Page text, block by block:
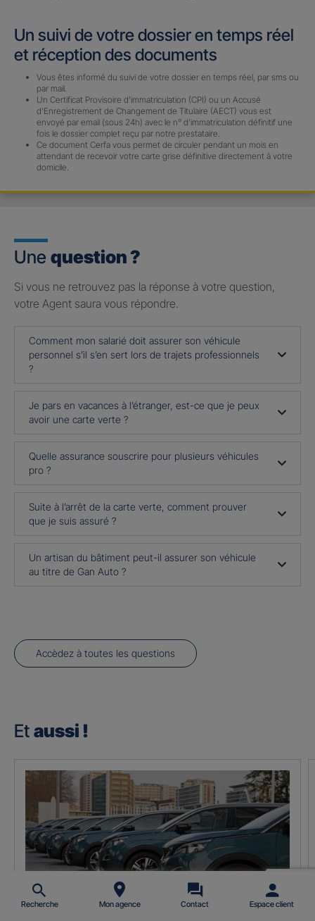
Un suivi de votre dossier en temps réel
et réception des documents
Vous êtes informé du suivi de votre dossier en temps réel, par sms ou
par mail.
Un Certificat Provisoire d’immatriculation (CPI) ou un Accusé
d’Enregistrement de Changement de Titulaire (AECT) vous est
envoyé par email (sous 24h) avec le n° d’immatriculation définitif une
fois le dossier complet reçu par notre prestataire.
Ce document Cerfa vous permet de circuler pendant un mois en
attendant de recevoir votre carte grise définitive directement à votre
domicile.
Une question ?
Si vous ne retrouvez pas la réponse à votre question,
votre Agent saura vous répondre.
Comment mon salarié doit assurer son véhicule
personnel s’il s’en sert lors de trajets professionnels
?
Je pars en vacances à l’étranger, est-ce que je peux
avoir une carte verte ?
Quelle assurance souscrire pour plusieurs véhicules
pro ?
Suite à l’arrêt de la carte verte, comment prouver
que je suis assuré ?
Un artisan du bâtiment peut-il assurer son véhicule
au titre de Gan Auto ?
Accèdez à toutes les questions
Et aussi !
Recherche Mon agence Contact Espace client